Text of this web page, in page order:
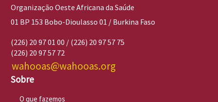
Organização Oeste Africana da Saúde
01 BP 153 Bobo-Dioulasso 01 / Burkina Faso
(226) 20 97 01 00 / (226) 20 97 57 75
(226) 20 97 57 72
wahooas@wahooas.org
Sobre
O que fazemos